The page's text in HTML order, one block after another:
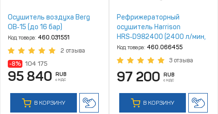
Осушитель воздуха Berg
ОВ‑15 (до 16 бар)
Код товара: 460.031551
2 отзыва
-8% 104 175
95 840 RUB
с НДС
В КОРЗИНУ
Рефрижераторный
осушитель Harrison
HRS‑D982400 (2400 л/мин,
4‑16 бар)
Код товара: 460.066455
3 отзыва
97 200 RUB
с НДС
В КОРЗИНУ